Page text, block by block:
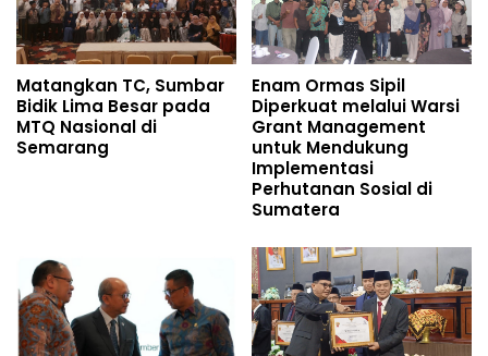
Matangkan TC, Sumbar
Bidik Lima Besar pada
MTQ Nasional di
Semarang
Enam Ormas Sipil
Diperkuat melalui Warsi
Grant Management
untuk Mendukung
Implementasi
Perhutanan Sosial di
Sumatera